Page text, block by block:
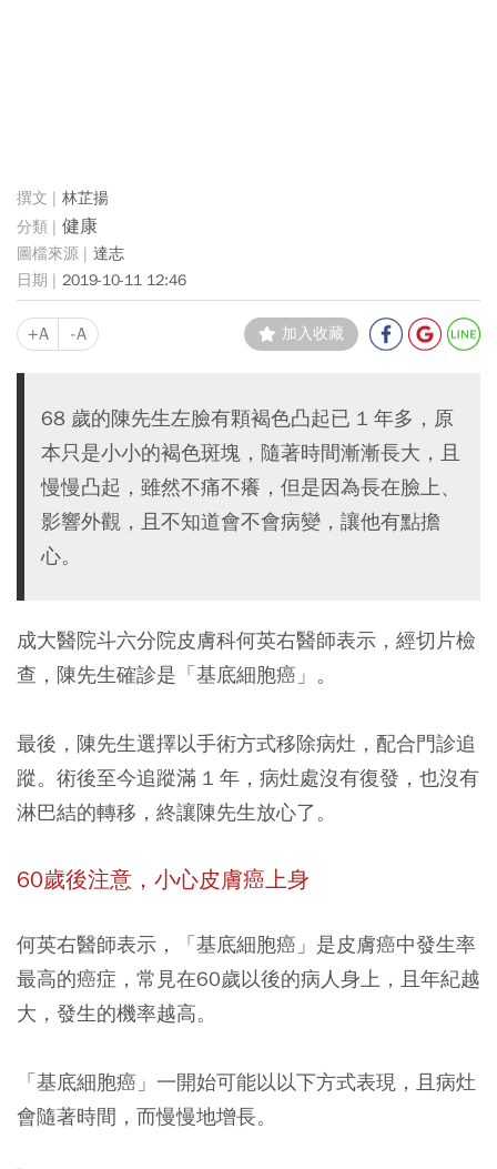
林芷揚
健康
達志
2019-10-11 12:46
+A -A 加入收藏
68 歲的陳先生左臉有顆褐色凸起已 1 年多，原
本只是小小的褐色斑塊，隨著時間漸漸長大，且
慢慢凸起，雖然不痛不癢，但是因為長在臉上、
影響外觀，且不知道會不會病變，讓他有點擔
心。
成大醫院斗六分院皮膚科何英右醫師表示，經切片檢
查，陳先生確診是「基底細胞癌」。
最後，陳先生選擇以手術方式移除病灶，配合門診追
蹤。術後至今追蹤滿 1 年，病灶處沒有復發，也沒有
淋巴結的轉移，終讓陳先生放心了。
60歲後注意， 小心皮膚癌上身
何英右醫師表示，「基底細胞癌」是皮膚癌中發生率
最高的癌症，常見在60歲以後的病人身上，且年紀越
大，發生的機率越高。
「基底細胞癌」一開始可能以以下方式表現，且病灶
會隨著時間，而慢慢地增長。